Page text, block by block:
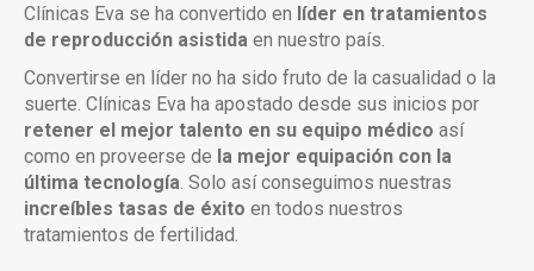
Clínicas Eva se ha convertido en líder en tratamientos
de reproducción asistida en nuestro país.
Convertirse en líder no ha sido fruto de la casualidad o la
suerte. Clínicas Eva ha apostado desde sus inicios por
retener el mejor talento en su equipo médico así
como en proveerse de la mejor equipación con la
última tecnología . Solo así conseguimos nuestras
increíbles tasas de éxito en todos nuestros
tratamientos de fertilidad.